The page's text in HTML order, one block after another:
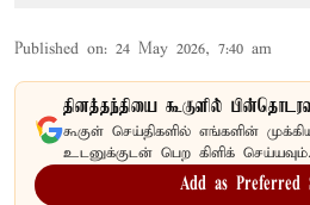
Published on: 24 May 2026, 7:40 am
தினத்தந்தியை கூகுளில்
கூகுள் செய்திகளில் எங்களின்
உடனுக்குடன் பெற கிளிக் செய்யவும்.
Add as Preferred